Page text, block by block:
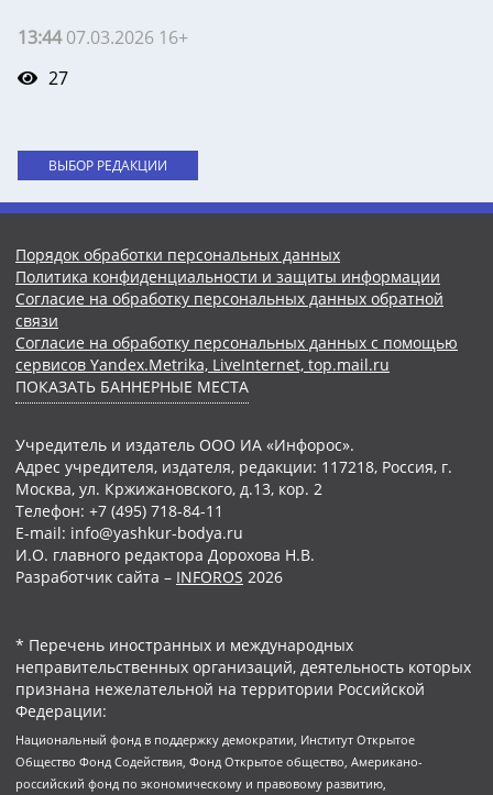
13:4407.03.2026 16+
27
ВЫБОР РЕДАКЦИИ
Порядок обработки персональных данных
Политика конфиденциальности и защиты информации
Согласие на обработку персональных данных обратной
связи
Согласие на обработку персональных данных с помощью
сервисов Yandex.Metrika, LiveInternet, top.mail.ru
ПОКАЗАТЬ БАННЕРНЫЕ МЕСТА
Учредитель и издатель ООО ИА «Инфорос».
Адрес учредителя, издателя, редакции: 117218, Россия, г.
Москва, ул. Кржижановского, д.13, кор. 2
Телефон: +7 (495) 718-84-11
E-mail: info@yashkur-bodya.ru
И.О. главного редактора Дорохова Н.В.
Разработчик сайта – INFOROS 2026
* Перечень иностранных и международных
неправительственных организаций, деятельность которых
признана нежелательной на территории Российской
Федерации:
Национальный фонд в поддержку демократии, Институт Открытое
Общество Фонд Содействия, Фонд Открытое общество, Американо-
российский фонд по экономическому и правовому развитию,